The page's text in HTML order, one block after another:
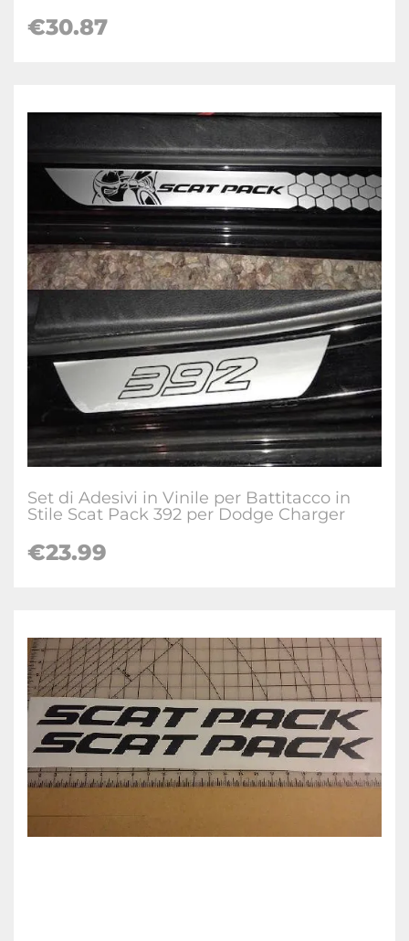
€30.87
Set di Adesivi in Vinile per Battitacco in
Stile Scat Pack 392 per Dodge Charger
€23.99